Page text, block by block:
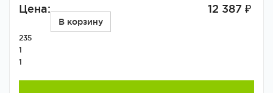
Цена: 12 387 ₽
В корзину
235
1
1